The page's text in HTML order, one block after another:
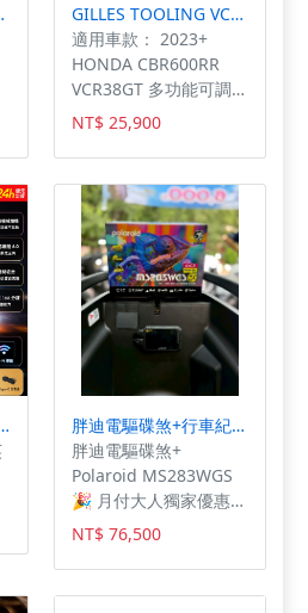
81)★適用28坪
GILLES TOOLING VCR38GT腳踏後移 2023+ HONDA CBR600RR
適用車款： 2023+
HONDA CBR600RR
VCR38GT 多功能可調式
腳踏組系統 核心特點：
1. 多重調整系統 - 腳踏
高度可調 - 換檔行程可
調 - 腳部長度可調 - 向
上調整範圍：32.5mm -
向後調整範圍：30mm
2. 精密操控機構 - 零間
隙雙滾珠軸承 - 單一中
央螺絲調整 - 僅支援標
準換檔模式 材質與重
量： - 高強度鋁合金製
造 - 左側重量：500g -
右側重量：650g - 強度
與輕量完美平衡 認證與
安全： - 附TÜV ABE認
證 - 符合道路交通法規 -
達到最高安全標準 產品
優勢： 1. 客製化彈性 -
多重參數可調 - 符合個
NT$ 25,900
3全能套裝
胖迪電驅碟煞+行車紀錄器套餐
胖迪電驅碟煞+
Polaroid MS283WGS
🎉 月付大人獨家優惠：
分3/6期零利率 🎉 月付
大人獨家優惠：親至本
店交車即贈全聯禮券
1,000元 🎉 月付大人獨
NT$ 76,500